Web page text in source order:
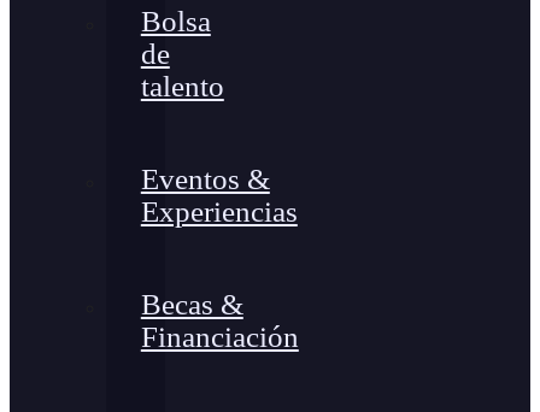
Bolsa
de
talento
Eventos &
Experiencias
Becas &
Financiación